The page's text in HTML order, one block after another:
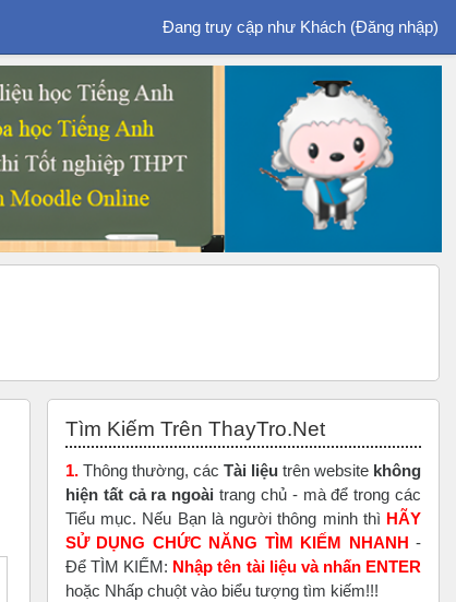
Đang truy cập như Khách (Đăng nhập)
Tìm Kiếm Trên ThayTro.Net
1. Thông thường, các Tài liệu trên website không
hiện tất cả ra ngoài trang chủ - mà để trong các
Tiểu mục. Nếu Bạn là người thông minh thì HÃY
SỬ DỤNG CHỨC NĂNG TÌM KIẾM NHANH -
Để TÌM KIẾM: Nhập tên tài liệu và nhấn ENTER
hoặc Nhấp chuột vào biểu tượng tìm kiếm!!!